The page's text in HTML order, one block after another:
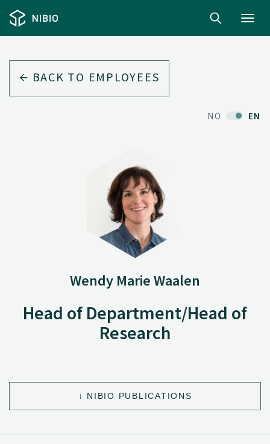
BACK TO EMPLOYEES
NO EN
Wendy Marie Waalen
Head of Department/Head of
Research
NIBIO PUBLICATIONS